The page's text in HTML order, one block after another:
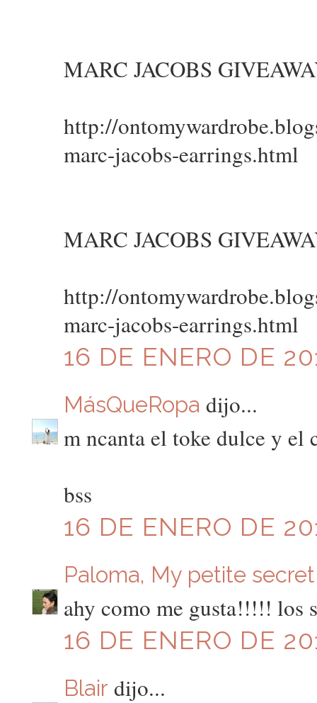
MARC JACOBS
http://
marc-jacobs-earrings.html
MARC JACOBS
http://
marc-jacobs-earrings.html
16 DE ENERO DE
MásQueRopa dijo...
m ncanta el toke dulce y el
bss
16 DE ENERO DE
Paloma, My petite secret
ahy como me gusta!!!!! los
16 DE ENERO DE
Blair dijo...